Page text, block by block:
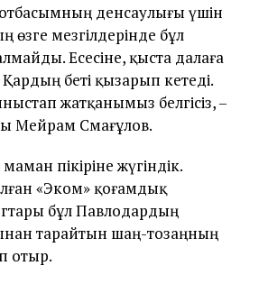
денсаулығы үшін
мезгілдерінде бұл
Есесіне, қыста далаға
беті қызарып кетеді.
жатқанымыз белгісіз, –
Мейрам Смағұлов.
пікіріне жүгіндік.
«Эком» қоғамдық
бұл Павлодардың
тарайтын шаң-тозаңның
отыр.